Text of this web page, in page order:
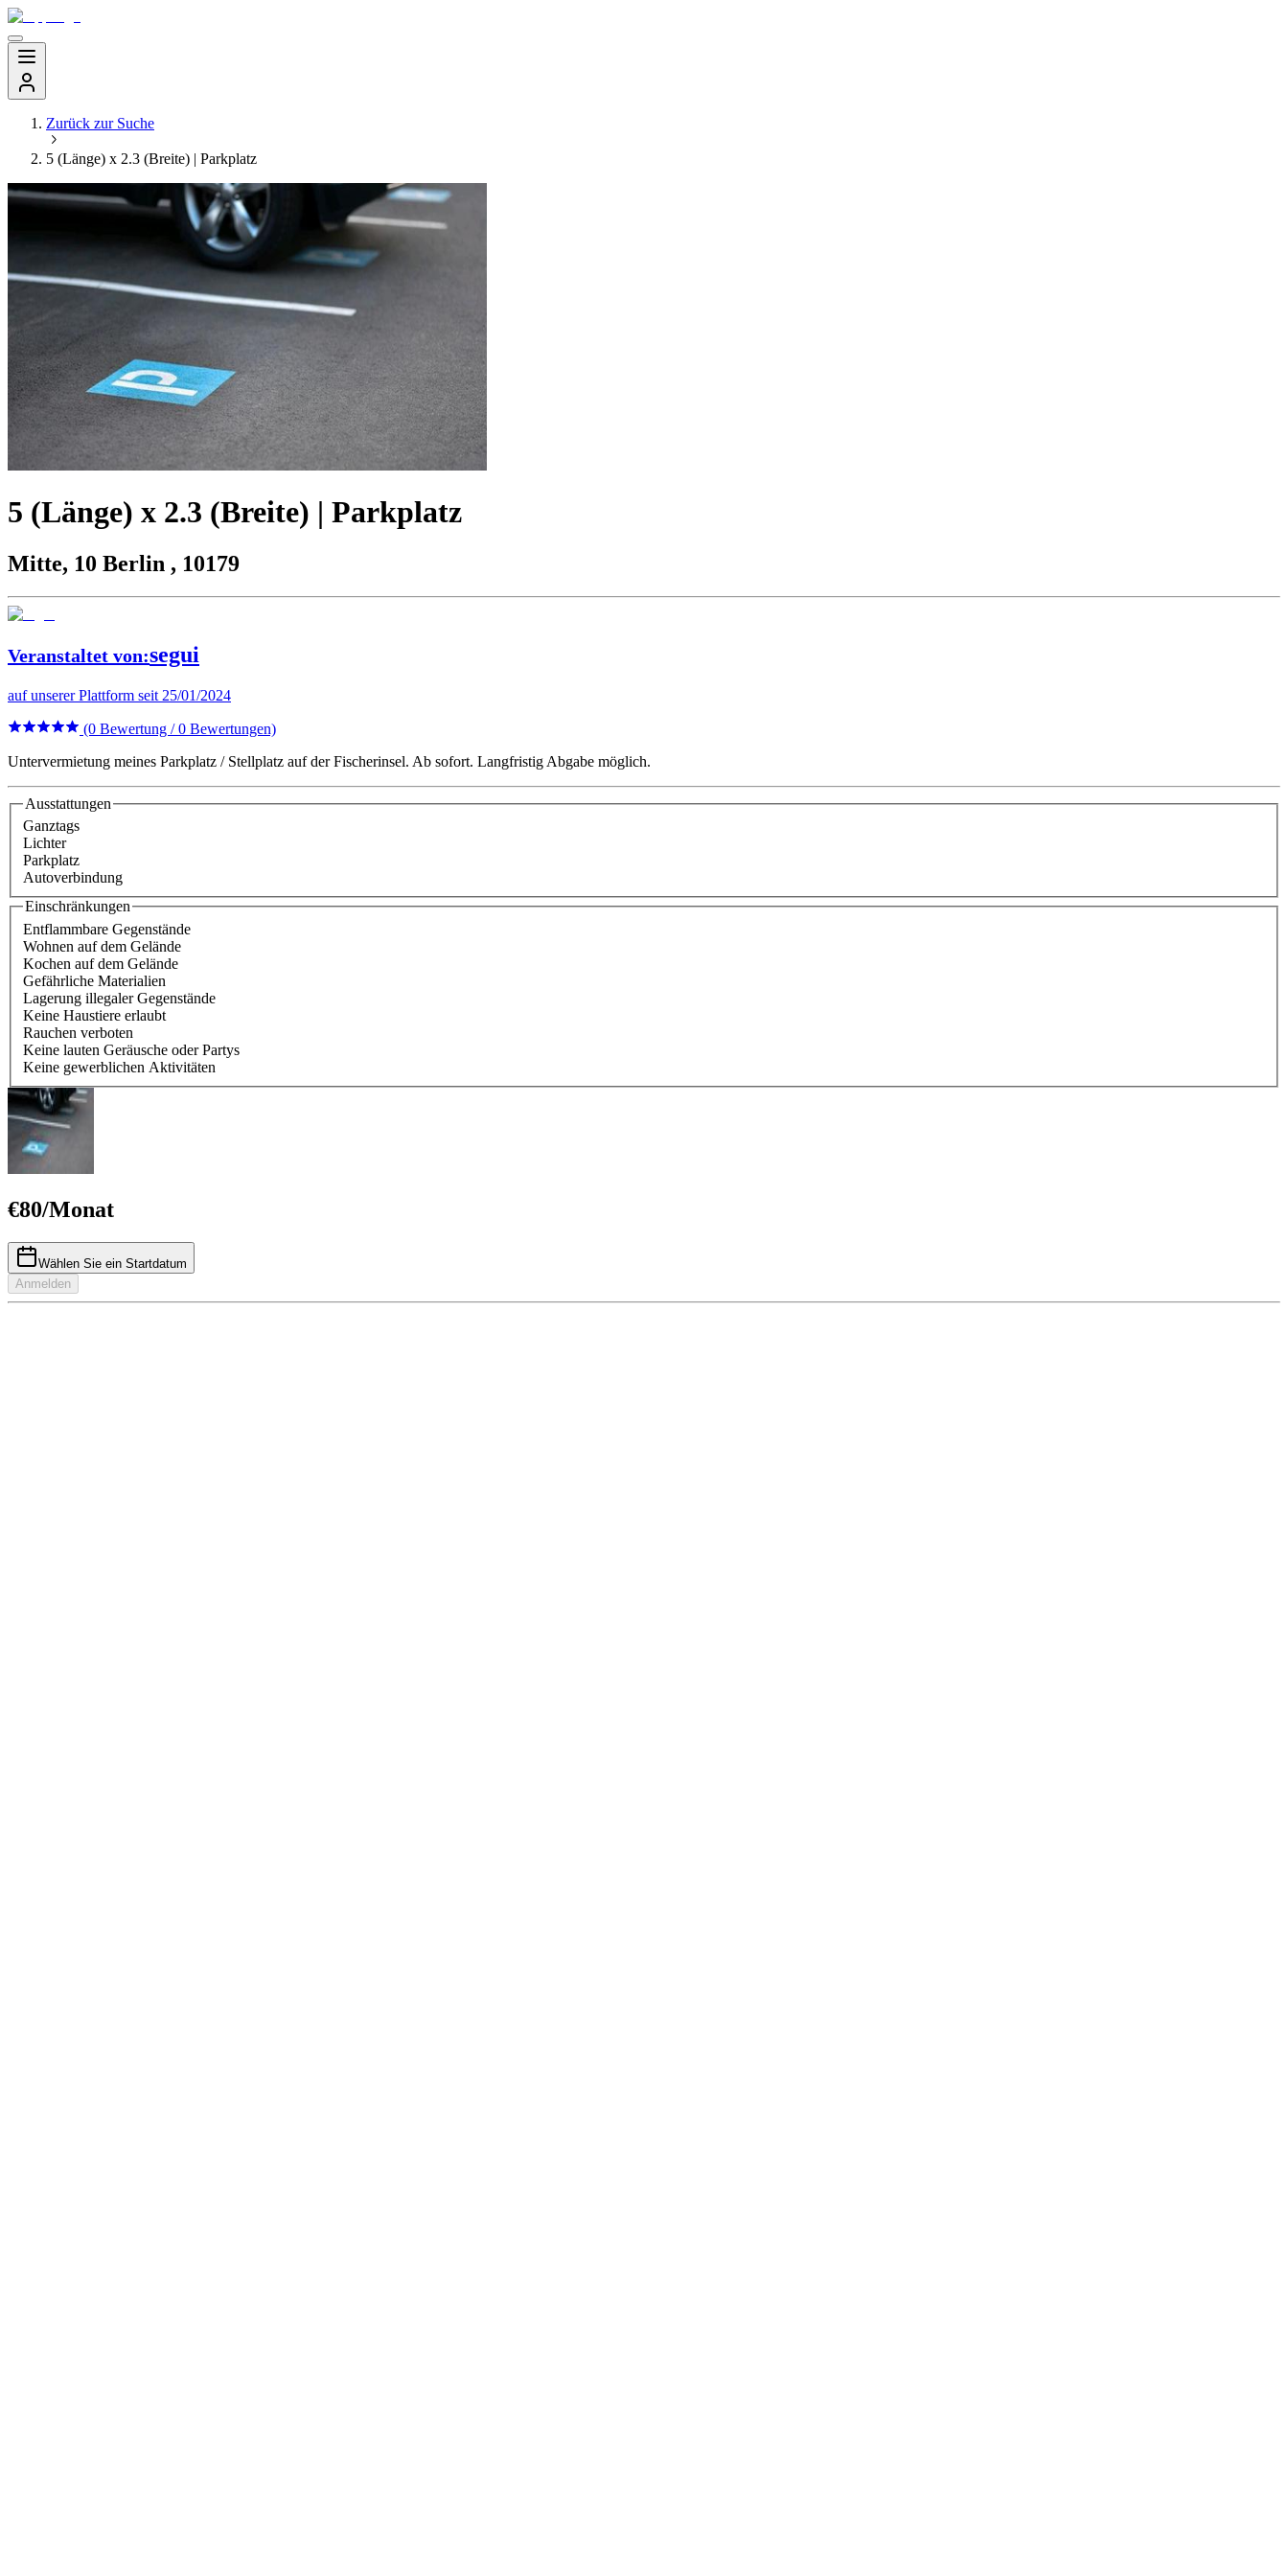
Zurück zur Suche
5 (Länge) x 2.3 (Breite) | Parkplatz
5 (Länge) x 2.3 (Breite) | Parkplatz
Mitte, 10 Berlin , 10179
Veranstaltet von:segui
auf unserer Plattform seit 25/01/2024
(0 Bewertung / 0 Bewertungen)
Untervermietung meines Parkplatz / Stellplatz auf der Fischerinsel. Ab sofort. Langfristig Abgabe möglich.
Ausstattungen
Ganztags
Lichter
Parkplatz
Autoverbindung
Einschränkungen
Entflammbare Gegenstände
Wohnen auf dem Gelände
Kochen auf dem Gelände
Gefährliche Materialien
Lagerung illegaler Gegenstände
Keine Haustiere erlaubt
Rauchen verboten
Keine lauten Geräusche oder Partys
Keine gewerblichen Aktivitäten
€80/Monat
Wählen Sie ein Startdatum
Anmelden